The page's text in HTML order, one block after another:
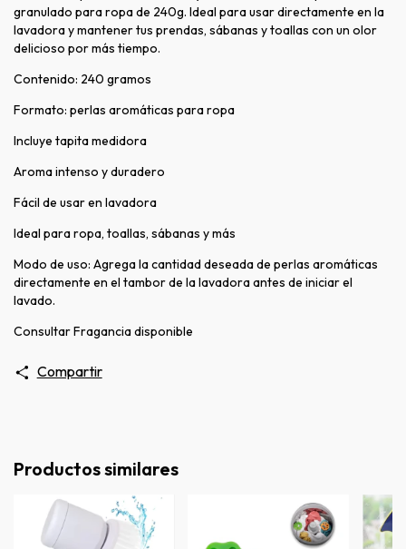
granulado para ropa de 240g. Ideal para usar directamente en la
lavadora y mantener tus prendas, sábanas y toallas con un olor
delicioso por más tiempo.
Contenido: 240 gramos
Formato: perlas aromáticas para ropa
Incluye tapita medidora
Aroma intenso y duradero
Fácil de usar en lavadora
Ideal para ropa, toallas, sábanas y más
Modo de uso: Agrega la cantidad deseada de perlas aromáticas
directamente en el tambor de la lavadora antes de iniciar el
lavado.
Consultar Fragancia disponible
Compartir
Productos similares